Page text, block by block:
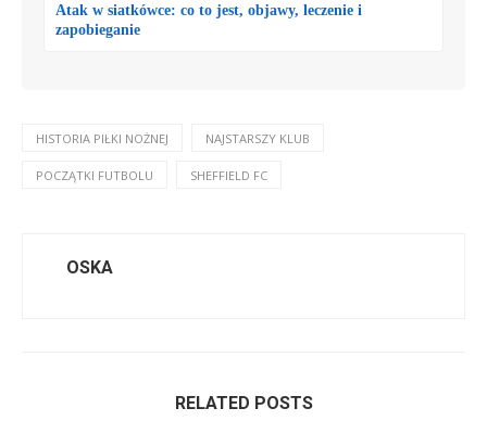
Atak w siatkówce: co to jest, objawy, leczenie i
zapobieganie
HISTORIA PIŁKI NOŻNEJ NAJSTARSZY KLUB
POCZĄTKI FUTBOLU SHEFFIELD FC
OSKA
RELATED POSTS